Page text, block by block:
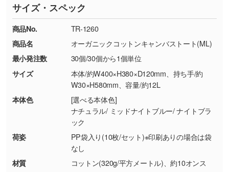
す。→詳しく見る
・コーポレートカラーを使って印刷したい／印
刷色にこだわりがある
DIC・PANTONEなどのカラーチップの指定や、
現物支給による色指定も承っております。→詳
・背景がある画像からキャラクター部分だけを
使いたいです
シンプルな背景のデータや、使いたいキャラク
ター部分の輪郭がはっきりしているデータは切
り抜き処理が可能です。→詳しく見る
※詳しくは「商品の良品基準について
ください。
【返品・交換ができない場合】
・お客様の元で商品を加工された場合、または
商品が破損した場合
・商品到着後7日以上経過している場合
・お客様のご都合による返品・交換依頼(商
品・色・数量などの注文間違い等)
TEL：0422-29-9911 営業時間10:00～
18:00(土日祝日除く)
お問い合わせフォームはこちら
サイズ・スペック
商品No.
TR-1260
商品名
オーガニックコットンキャンバストート(ML)
最小発注数
30個/30個から1個単位
サイズ
本体/約W400×H380×D120mm、持ち手/約
W30×H580mm、容量/約12L
本体色
[選べる本体色]
ナチュラル/ ミッドナイトブルー/ ナイトブラ
ック
荷姿
PP袋入り(10枚/セット)※印刷ありの場合は袋
なし
材質
コットン(320g/平方メートル)、約10オンス